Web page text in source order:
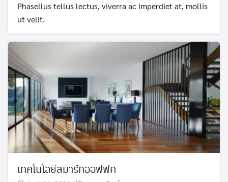
Phasellus tellus lectus, viverra ac imperdiet at, mollis
ut velit.
เทคโนโลยีสมาร์ทออฟฟิศ